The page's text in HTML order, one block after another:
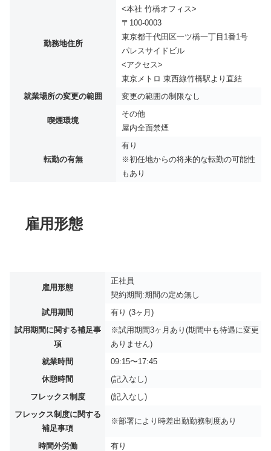
勤務地住所
<本社 竹橋オフィス>
〒100-0003
東京都千代田区一ツ橋一丁目1番1号
パレスサイドビル
<アクセス>
東京メトロ 東西線竹橋駅より直結
就業場所の変更の範囲
変更の範囲の制限なし
喫煙環境
その他
屋内全面禁煙
転勤の有無
有り
※初任地からの将来的な転勤の可能性
もあり
雇用形態
雇用形態
正社員
契約期間:期間の定め無し
試用期間
有り (3ヶ月)
試用期間に関する補足事
項
※試用期間3ヶ月あり(期間中も待遇に変更
ありません)
就業時間
09:15〜17:45
休憩時間
(記入なし)
フレックス制度
(記入なし)
フレックス制度に関する
補足事項
※部署により時差出勤勤務制度あり
時間外労働 有り